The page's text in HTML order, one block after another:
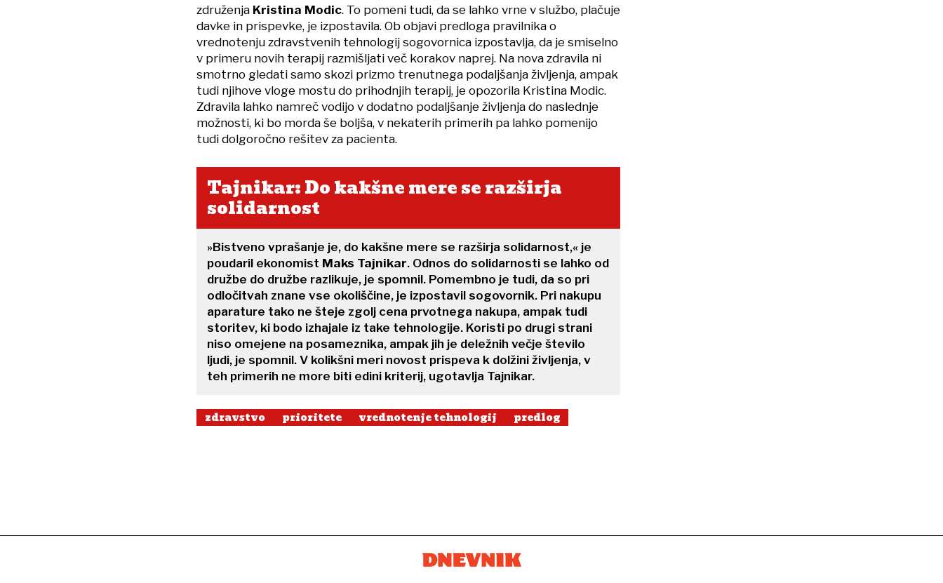
združenja Kristina Modic. To pomeni tudi, da se lahko vrne v službo, plačuje
davke in prispevke, je izpostavila. Ob objavi predloga pravilnika o
vrednotenju zdravstvenih tehnologij sogovornica izpostavlja, da je smiselno
v primeru novih terapij razmišljati več korakov naprej. Na nova zdravila ni
smotrno gledati samo skozi prizmo trenutnega podaljšanja življenja, ampak
tudi njihove vloge mostu do prihodnjih terapij, je opozorila Kristina Modic.
Zdravila lahko namreč vodijo v dodatno podaljšanje življenja do naslednje
možnosti, ki bo morda še boljša, v nekaterih primerih pa lahko pomenijo
tudi dolgoročno rešitev za pacienta.
Tajnikar: Do kakšne mere se razširja
solidarnost
»Bistveno vprašanje je, do kakšne mere se razširja solidarnost,« je
poudaril ekonomist Maks Tajnikar. Odnos do solidarnosti se lahko od
družbe do družbe razlikuje, je spomnil. Pomembno je tudi, da so pri
odločitvah znane vse okoliščine, je izpostavil sogovornik. Pri nakupu
aparature tako ne šteje zgolj cena prvotnega nakupa, ampak tudi
storitev, ki bodo izhajale iz take tehnologije. Koristi po drugi strani
niso omejene na posameznika, ampak jih je deležnih večje število
ljudi, je spomnil. V kolikšni meri novost prispeva k dolžini življenja, v
teh primerih ne more biti edini kriterij, ugotavlja Tajnikar.
zdravstvo prioritete vrednotenje tehnologij predlog